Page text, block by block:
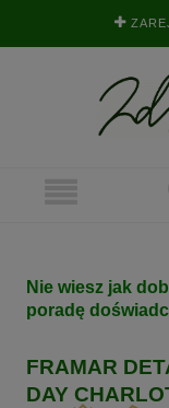
Nie wiesz jak
poradę
FRAMAR
DAY